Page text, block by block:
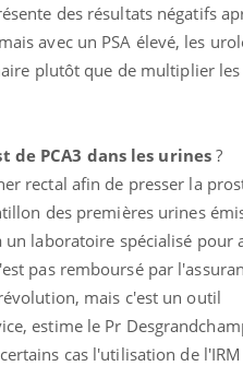
des résultats négatifs
avec un PSA élevé, les
plutôt que de multiplier les
de PCA3 dans les urines ?
rectal afin de presser la
des premières urines
un laboratoire spécialisé pour
pas remboursé par
mais c'est un outil
estime le Pr
cas l'utilisation de